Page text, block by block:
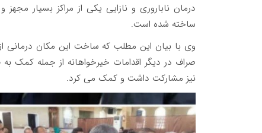
درمان ناباروری و نازایی یکی از مراکز بسیار
ساخته شده است.
وی با بیان این مطلب که ساخت این مکان درمانی
صراف در دیگر اقدامات خیرخواهانه از جمله کمک
نیز مشارکت داشت و کمک می کرد.